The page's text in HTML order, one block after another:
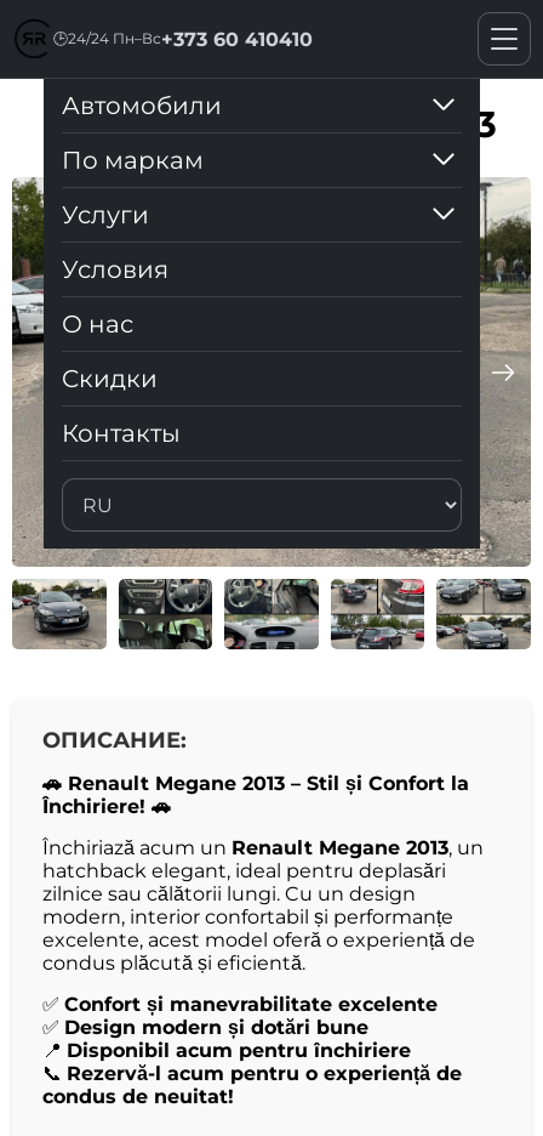
🕒24/24 Пн–Вс+373 60 410410
Автомобили
По маркам
Услуги
Условия
О нас
Cкидки
Контакты
RENAULT MEGANE 2013
ОПИСАНИЕ:
🚗 Renault Megane 2013 – Stil și Confort la
Închiriere! 🚗
Închiriază acum un Renault Megane 2013, un
hatchback elegant, ideal pentru deplasări
zilnice sau călătorii lungi. Cu un design
modern, interior confortabil și performanțe
excelente, acest model oferă o experiență de
condus plăcută și eficientă.
✅ Confort și manevrabilitate excelente
✅ Design modern și dotări bune
📍 Disponibil acum pentru închiriere
📞 Rezervă-l acum pentru o experiență de
condus de neuitat!